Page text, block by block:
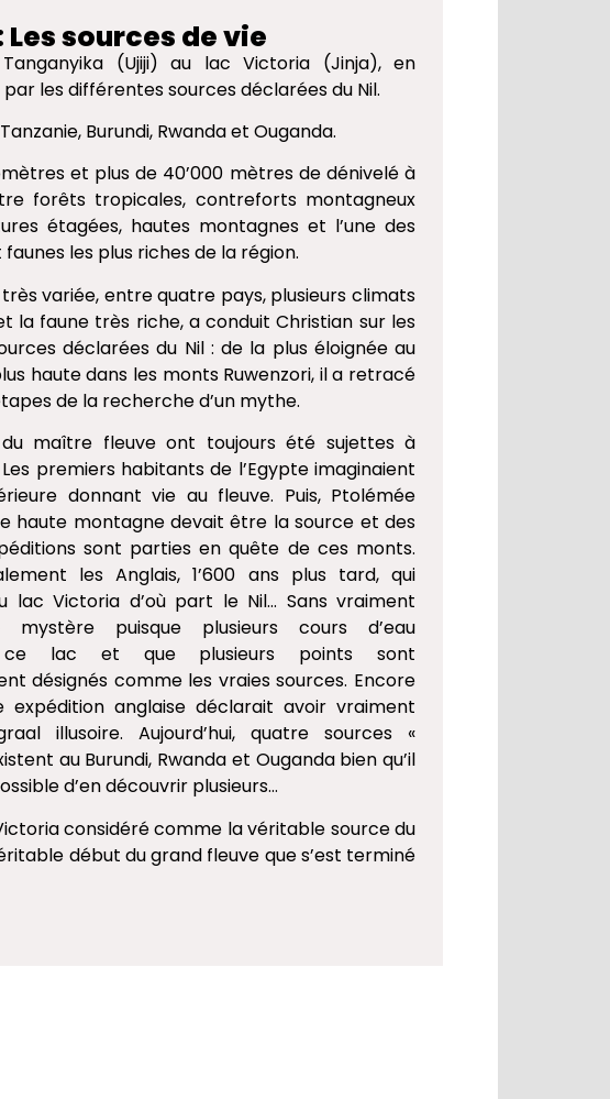
Les sources de vie​
(Ujiji) au lac Victoria (Jinja), en
les différentes sources déclarées du Nil.
Burundi, Rwanda et Ouganda.
et plus de 40’000 mètres de dénivelé à
forêts tropicales, contreforts montagneux
étagées, hautes montagnes et l’une des
les plus riches de la région.
variée, entre quatre pays, plusieurs climats
la faune très riche, a conduit Christian sur les
déclarées du Nil : de la plus éloignée au
haute dans les monts Ruwenzori, il a retracé
de la recherche d’un mythe.
du maître fleuve ont toujours été sujettes à
premiers habitants de l’Egypte imaginaient
donnant vie au fleuve. Puis, Ptolémée
haute montagne devait être la source et des
sont parties en quête de ces monts.
les Anglais, 1’600 ans plus tard, qui
lac Victoria d’où part le Nil… Sans vraiment
mystère puisque plusieurs cours d’eau
ce lac et que plusieurs points sont
désignés comme les vraies sources. Encore
expédition anglaise déclarait avoir vraiment
illusoire. Aujourd’hui, quatre sources «
au Burundi, Rwanda et Ouganda bien qu’il
d’en découvrir plusieurs…
considéré comme la véritable source du
début du grand fleuve que s’est terminé